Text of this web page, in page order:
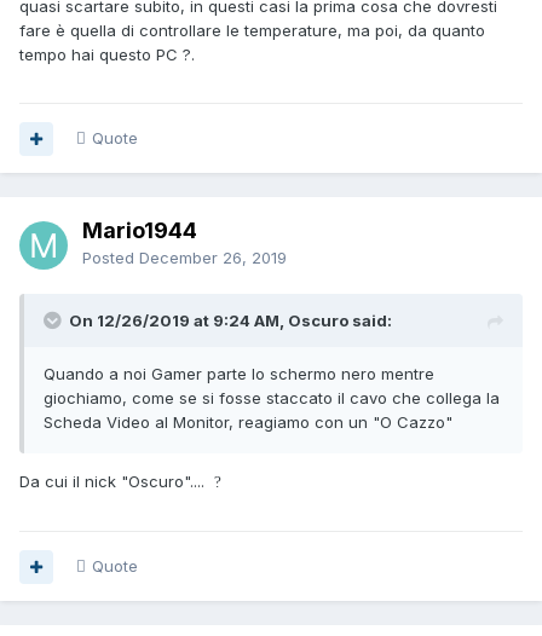
quasi scartare subito, in questi casi la prima cosa che dovresti
fare è quella di controllare le temperature, ma poi, da quanto
tempo hai questo PC ?.
Quote
Mario1944
Posted December 26, 2019
On 12/26/2019 at 9:24 AM, Oscuro said:
Quando a noi Gamer parte lo schermo nero mentre
giochiamo, come se si fosse staccato il cavo che collega la
Scheda Video al Monitor, reagiamo con un "O Cazzo"
Da cui il nick "Oscuro".... ?
Quote